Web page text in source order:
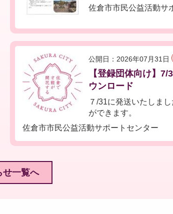
佐倉市市民公益活動サ
公開日：2026年07月31日
【登録団体向け】
ウンロード
７/31に発送いたしま
ができます。
佐倉市市民公益活動サポートセンター
せ一覧へ